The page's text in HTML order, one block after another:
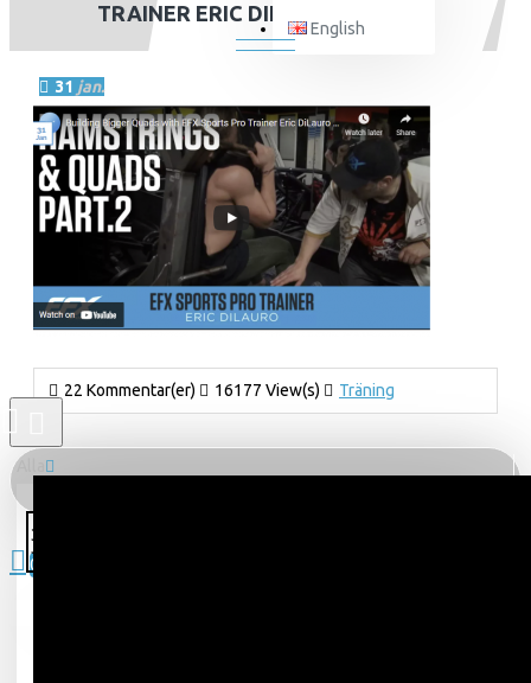
English
Alla
0
TRAINER ERIC DILAURO – PART 2
31 jan.
22 Kommentar(er) 16177 View(s) Träning
31
Jan